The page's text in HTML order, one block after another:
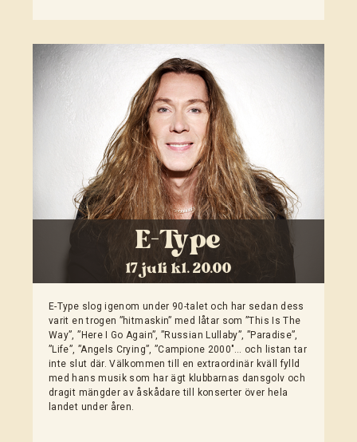
E-Type
17 juli kl. 20.00
E-Type slog igenom under 90-talet och har sedan dess
varit en trogen ”hitmaskin” med låtar som ”This Is The
Way”, ”Here I Go Again”, ”Russian Lullaby”, ”Paradise”,
”Life”, ”Angels Crying”, ”Campione 2000″… och listan tar
inte slut där. Välkommen till en extraordinär kväll fylld
med hans musik som har ägt klubbarnas dansgolv och
dragit mängder av åskådare till konserter över hela
landet under åren.